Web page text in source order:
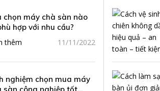
chọn máy chà sàn nào
hợp với nhu cầu?
thêm
11/11/2022
nghiệm chọn mua máy